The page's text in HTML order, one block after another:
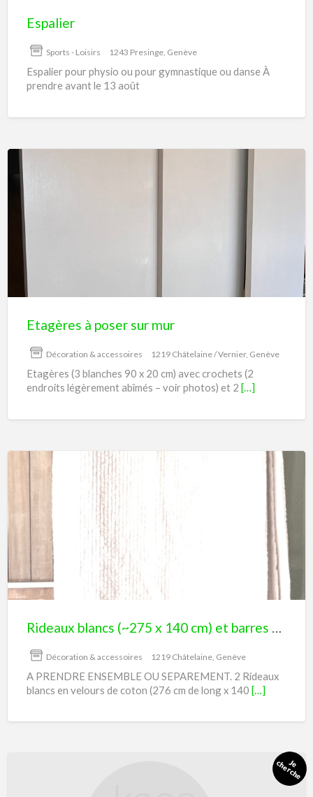
Espalier
Sports - Loisirs 1243 Presinge, Genève
Espalier pour physio ou pour gymnastique ou danse À
prendre avant le 13 août
Etagères
poser
sur
mur
Etagères à poser sur mur
Décoration & accessoires 1219 Châtelaine / Vernier, Genève
Etagères (3 blanches 90 x 20 cm) avec crochets (2
endroits légèrement abîmés – voir photos) et 2 […]
140
cm)
et
rideaux
Rideaux blancs (~275 x 140 cm) et barres de rideaux
Décoration & accessoires 1219 Châtelaine, Genève
A PRENDRE ENSEMBLE OU SEPAREMENT. 2 Rideaux
blancs en velours de coton (276 cm de long x 140 […]